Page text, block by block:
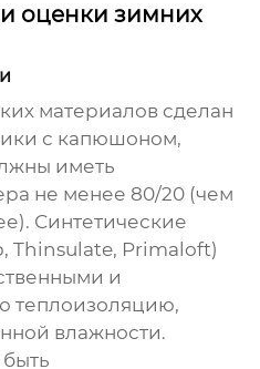
оценки зимних
материалов сделан
с капюшоном,
иметь
не менее 80/20 (чем
Синтетические
Thinsulate, Primaloft)
и
теплоизоляцию,
влажности.